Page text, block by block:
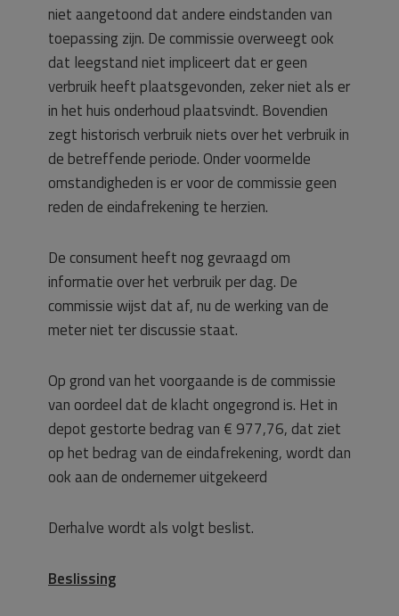
niet aangetoond dat andere eindstanden van
toepassing zijn. De commissie overweegt ook
dat leegstand niet impliceert dat er geen
verbruik heeft plaatsgevonden, zeker niet als er
in het huis onderhoud plaatsvindt. Bovendien
zegt historisch verbruik niets over het verbruik in
de betreffende periode. Onder voormelde
omstandigheden is er voor de commissie geen
reden de eindafrekening te herzien.
De consument heeft nog gevraagd om
informatie over het verbruik per dag. De
commissie wijst dat af, nu de werking van de
meter niet ter discussie staat.
Op grond van het voorgaande is de commissie
van oordeel dat de klacht ongegrond is. Het in
depot gestorte bedrag van € 977,76, dat ziet
op het bedrag van de eindafrekening, wordt dan
ook aan de ondernemer uitgekeerd
Derhalve wordt als volgt beslist.
Beslissing